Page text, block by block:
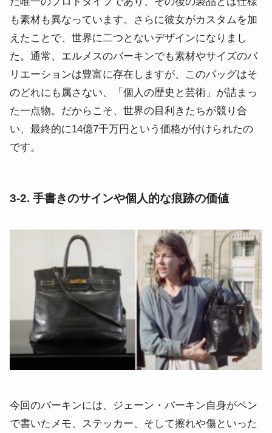
も素材も異なっています。さらに彼女がカスタムを加
えたことで、世界に二つとないデザインになりまし
た。通常、エルメスのバーキンでも素材やサイズのバ
リエーションは豊富に存在しますが、このバッグはそ
のどれにも属さない、「個人の歴史と芸術」が詰まっ
た一点物。だからこそ、世界の目利きたちが競り合
い、最終的に14億7千万円という価格が付けられたの
です。
3-2. 手書きのサインや個人的な痕跡の価値
今回のバーキンには、ジェーン・バーキン自身がペン
で書いたメモ、ステッカー、そして擦れや傷といった